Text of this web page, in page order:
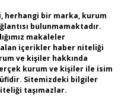
herhangi bir marka, kurum
bulunmamaktadır.
makaleler
alan içerikler haber niteliği
ve kişiler hakkında
kurum ve kişiler ile isim
Sitemizdeki bilgiler
taşımazlar.